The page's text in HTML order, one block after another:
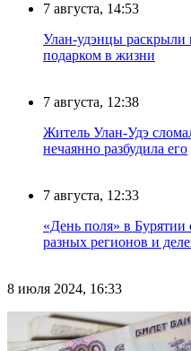
7 августа, 14:53
Улан-удэнцы раскрыли
подарком в жизни
7 августа, 12:38
Житель Улан-Удэ
нечаянно разбудила его
7 августа, 12:33
«День поля» в Бурятии
разных регионов и
8 июля 2024, 16:33